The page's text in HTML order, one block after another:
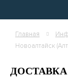
Главная